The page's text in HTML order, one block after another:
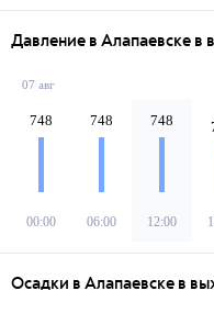
Давление в Алапаевске в
07 авг
748
00:00
748
06:00
748
12:00
Осадки в Алапаевске в